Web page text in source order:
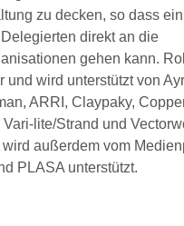
zu decken, so dass
direkt an die
gehen kann.
und wird unterstützt von
ARRI, Claypaky,
Vari-lite/Strand und
außerdem vom
PLASA unterstützt.